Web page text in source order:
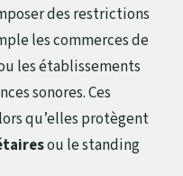
des restrictions
les commerces de
les établissements
sonores. Ces
qu’elles protègent
ou le standing